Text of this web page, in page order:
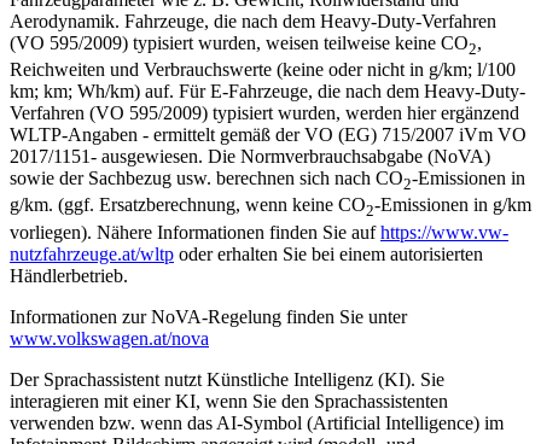
Aerodynamik. Fahrzeuge, die nach dem Heavy-Duty-Verfahren
(VO 595/2009) typisiert wurden, weisen teilweise keine CO2,
Reichweiten und Verbrauchswerte (keine oder nicht in g/km; l/100
km; km; Wh/km) auf. Für E-Fahrzeuge, die nach dem Heavy-Duty-
Verfahren (VO 595/2009) typisiert wurden, werden hier ergänzend
WLTP-Angaben - ermittelt gemäß der VO (EG) 715/2007 iVm VO
2017/1151- ausgewiesen. Die Normverbrauchsabgabe (NoVA)
sowie der Sachbezug usw. berechnen sich nach CO2-Emissionen in
g/km. (ggf. Ersatzberechnung, wenn keine CO2-Emissionen in g/km
vorliegen). Nähere Informationen finden Sie aufhttps://www.vw-
nutzfahrzeuge.at/wltp oder erhalten Sie bei einem autorisierten
Händlerbetrieb.
Informationen zur NoVA-Regelung finden Sie unter
www.volkswagen.at/nova
Der Sprachassistent nutzt Künstliche Intelligenz (KI). Sie
interagieren mit einer KI, wenn Sie den Sprachassistenten
verwenden bzw. wenn das AI-Symbol (Artificial Intelligence) im